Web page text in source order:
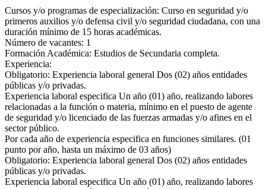
Cursos y/o programas de especialización: Curso en seguridad y/o
primeros auxilios y/o defensa civil y/o seguridad ciudadana, con una
duración mínimo de 15 horas académicas.
Número de vacantes: 1
Formación Académica: Estudios de Secundaria completa.
Experiencia:
Obligatorio: Experiencia laboral general Dos (02) años entidades
públicas y/o privadas.
Experiencia laboral especifica Un año (01) año, realizando labores
relacionadas a la función o materia, mínimo en el puesto de agente
de seguridad y/o licenciado de las fuerzas armadas y/o afines en el
sector público.
Por cada año de experiencia especifica en funciones similares. (01
punto por año, hasta un máximo de 03 años)
Obligatorio: Experiencia laboral general Dos (02) años entidades
públicas y/o privadas.
Experiencia laboral especifica Un año (01) año, realizando labores